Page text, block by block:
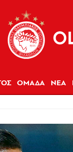
ΟΜΑΔΑ ΝΕΑ